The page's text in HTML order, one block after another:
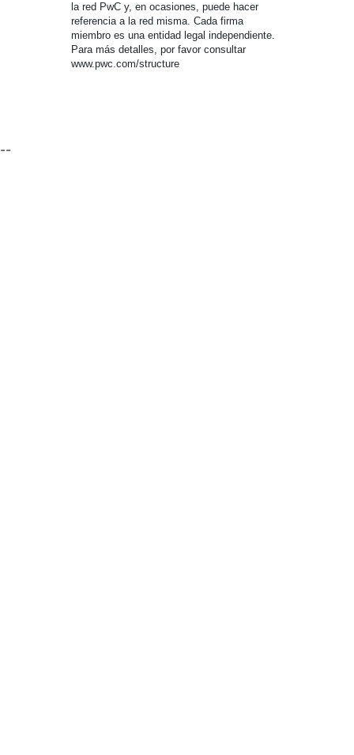
la red PwC y, en ocasiones, puede hacer
referencia a la red misma. Cada firma
miembro es una entidad legal independiente.
Para más detalles, por favor consultar
www.pwc.com/structure
--